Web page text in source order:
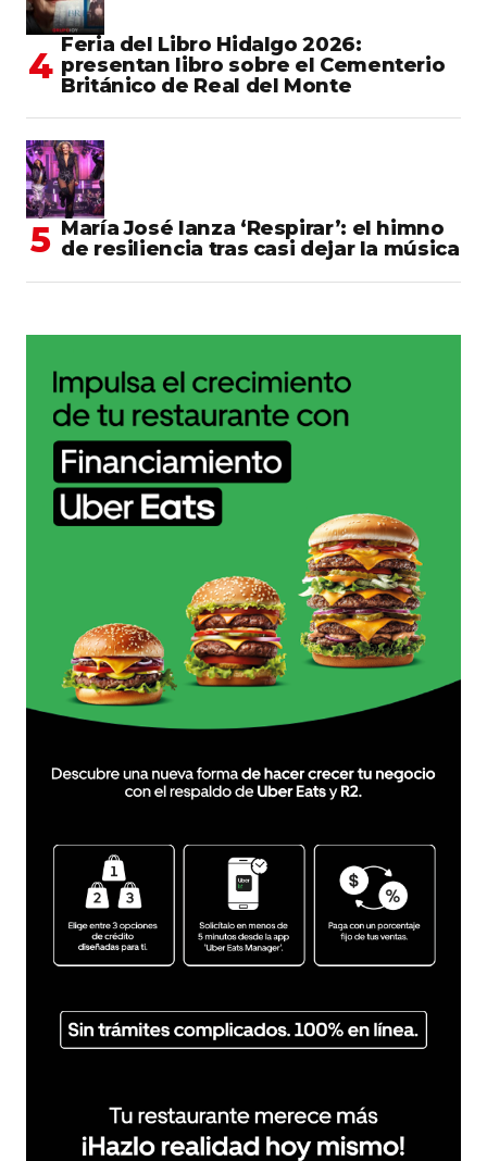
Feria del Libro Hidalgo 2026:
presentan libro sobre el Cementerio
Británico de Real del Monte
María José lanza ‘Respirar’: el himno
de resiliencia tras casi dejar la música